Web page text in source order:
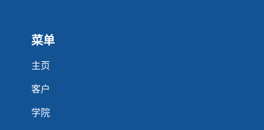
菜单
主页
客户
学院